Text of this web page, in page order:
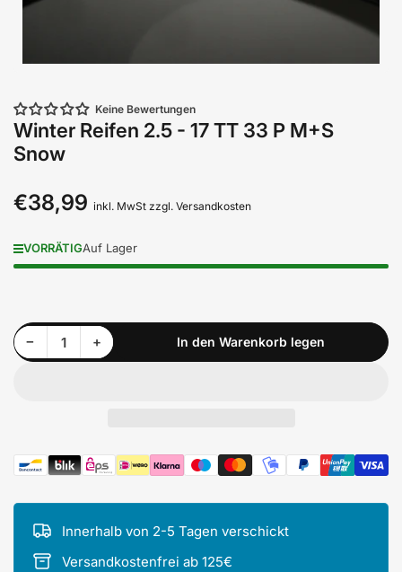
Keine Bewertungen
Winter Reifen 2.5 - 17 TT 33 P M+S
Snow
Normaler
€38,99 inkl. MwSt zzgl. Versandkosten
VORRÄTIGAuf Lager
−Menge reduzieren für Winter Reifen 2.5 - 17 TT 33 P M+S Snow
Anzahl +Menge erhöhen für Winter Reifen 2.5 - 17 TT 33 P M+S Snow In den Warenkorb legen
Zahlungsmethoden
Innerhalb von 2-5 Tagen verschickt
Versandkostenfrei ab 125€